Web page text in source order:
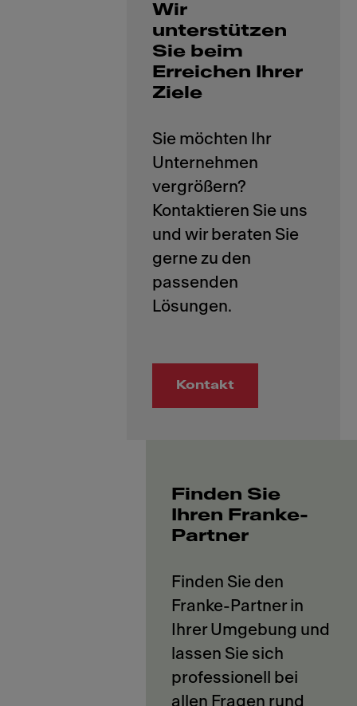
Wir
unterstützen
Sie beim
Erreichen Ihrer
Ziele
Sie möchten Ihr
Unternehmen
vergrößern?
Kontaktieren Sie uns
und wir beraten Sie
gerne zu den
passenden
Kontakt
Finden Sie
Ihren Franke-
Partner
Finden Sie den
Franke-Partner in
Ihrer Umgebung und
lassen Sie sich
professionell bei
allen Fragen rund